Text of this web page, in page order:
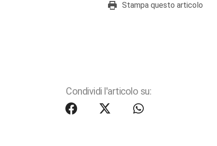
Stampa questo articolo
Condividi l'articolo su: